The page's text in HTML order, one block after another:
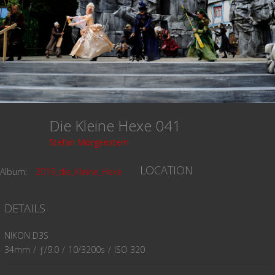
Die Kleine Hexe 041
Stefan Morgenstern
Album: 2019_die_Kleine_Hexe LOCATION
DETAILS
NIKON D3S
34mm / ƒ/9.0 / 10/3200s / ISO 320